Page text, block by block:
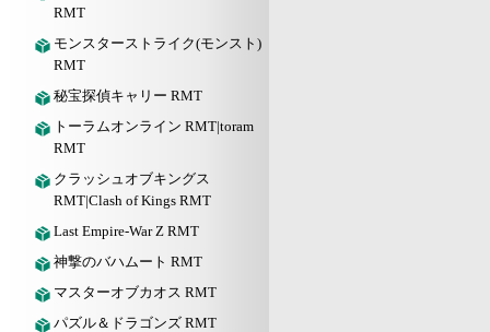
RMT
モンスターストライク(モンスト)
RMT
秘宝探偵キャリー RMT
トーラムオンライン RMT|toram
RMT
クラッシュオブキングス
RMT|Clash of Kings RMT
Last Empire-War Z RMT
神撃のバハムート RMT
マスターオブカオス RMT
パズル＆ドラゴンズ RMT